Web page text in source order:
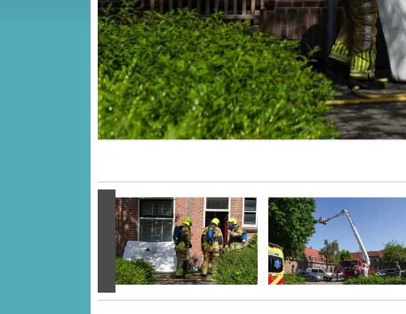
Vorige